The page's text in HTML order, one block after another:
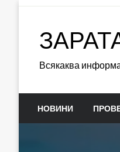
Всякаква
НОВИНИ